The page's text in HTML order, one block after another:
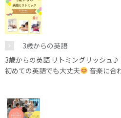
3歳からの英語
3歳からの英語 リトミングリッシュ♪
初めての英語でも大丈夫
音楽に合